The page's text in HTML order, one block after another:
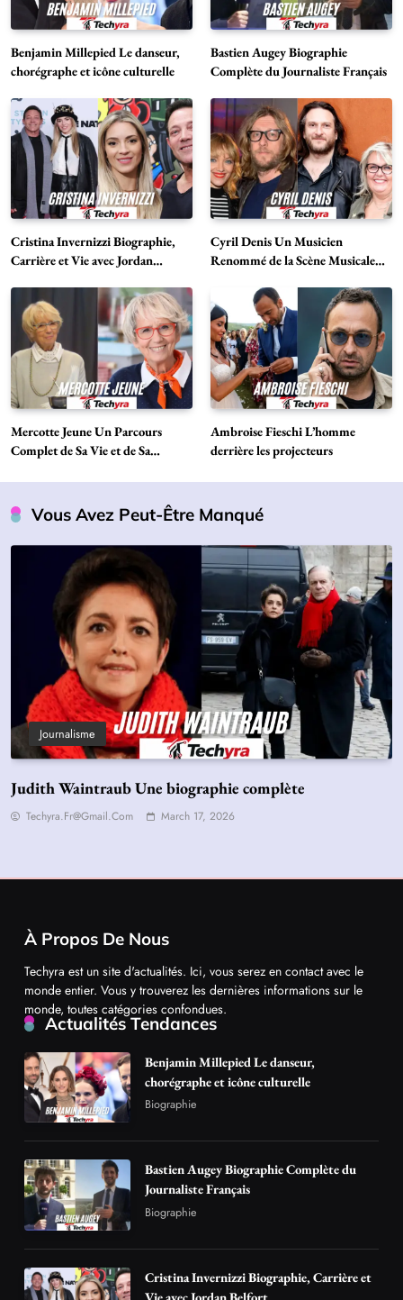
Benjamin Millepied Le danseur,
chorégraphe et icône culturelle
Bastien Augey Biographie
Complète du Journaliste Français
Cristina Invernizzi Biographie,
Carrière et Vie avec Jordan
Cyril Denis Un Musicien
Renommé de la Scène Musicale
Mercotte Jeune Un Parcours
Complet de Sa Vie et de Sa
Ambroise Fieschi L’homme
derrière les projecteurs
Vous Avez Peut-Être Manqué
Journalisme
Judith Waintraub Une biographie complète
Techyra.fr@gmail.com March 17, 2026
À Propos De Nous
Techyra est un site d'actualités. Ici, vous serez en contact avec le
monde entier. Vous y trouverez les dernières informations sur le
monde, toutes catégories confondues.
Actualités Tendances
Benjamin Millepied Le danseur,
chorégraphe et icône culturelle
Biographie
Bastien Augey Biographie Complète du
Journaliste Français
Biographie
Cristina Invernizzi Biographie, Carrière et